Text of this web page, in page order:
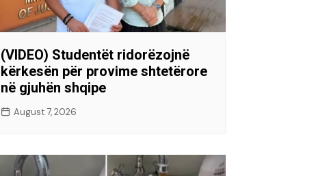
(VIDEO) Studentët ridorëzojnë
kërkesën për provime shtetërore
në gjuhën shqipe
August 7, 2026